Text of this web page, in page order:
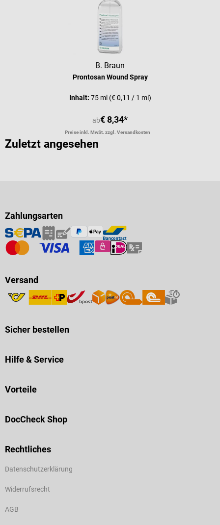
B. Braun
Prontosan Wound Spray
Inhalt: 75 ml (€ 0,11 / 1 ml)
ab€ 8,34*
Preise inkl. MwSt. zzgl. Versandkosten
Zuletzt angesehen
Zahlungsarten
Versand
Sicher bestellen
Hilfe & Service
Vorteile
DocCheck Shop
Rechtliches
Datenschutzerklärung
Widerrufsrecht
AGB